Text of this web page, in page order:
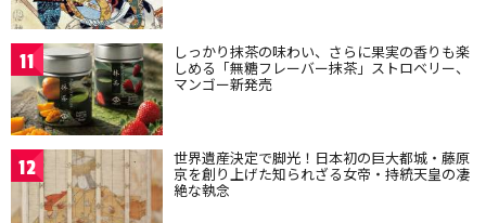
11 しっかり抹茶の味わい、さらに果実の香りも楽
しめる「無糖フレーバー抹茶」ストロベリー、
マンゴー新発売
12 世界遺産決定で脚光！日本初の巨大都城・藤原
京を創り上げた知られざる女帝・持統天皇の凄
絶な執念